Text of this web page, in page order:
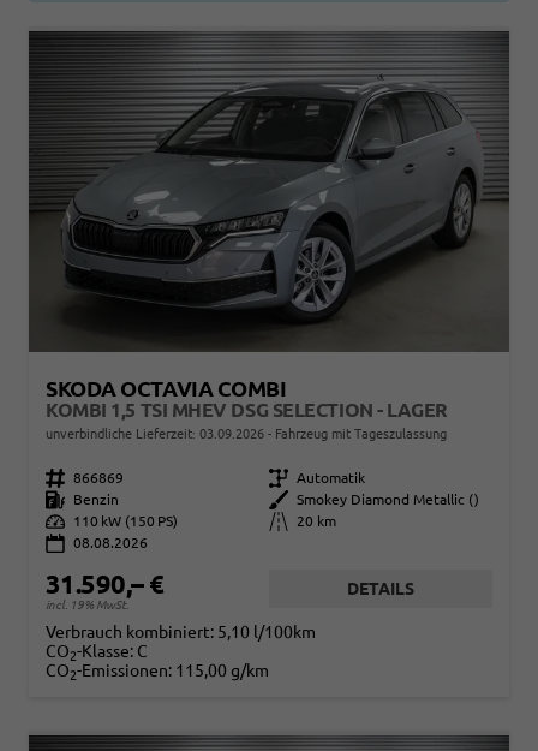
SKODA OCTAVIA COMBI
KOMBI 1,5 TSI MHEV DSG SELECTION - LAGER
unverbindliche Lieferzeit: 03.09.2026 Fahrzeug mit Tageszulassung
Fahrzeugnr. 866869 Getriebe Automatik
Kraftstoff
Benzin Außenfarbe
Smokey Diamond Metallic ()
Leistung
110 kW (150 PS) Kilometerstand
20 km
08.08.2026
31.590,– €
incl. 19% MwSt.
DETAILS
Verbrauch kombiniert: 5,10 l/100km
CO2-Klasse: C
CO2-Emissionen: 115,00 g/km